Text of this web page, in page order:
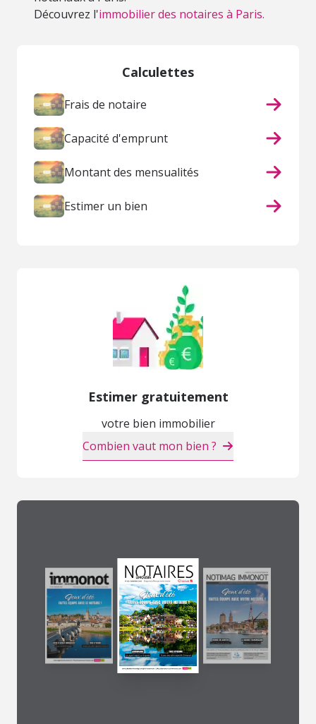
Découvrez l'immobilier des notaires à Paris.
Calculettes
Frais de notaire
Capacité d'emprunt
Montant des mensualités
Estimer un bien
Estimer gratuitement
votre bien immobilier
Combien vaut mon bien ?